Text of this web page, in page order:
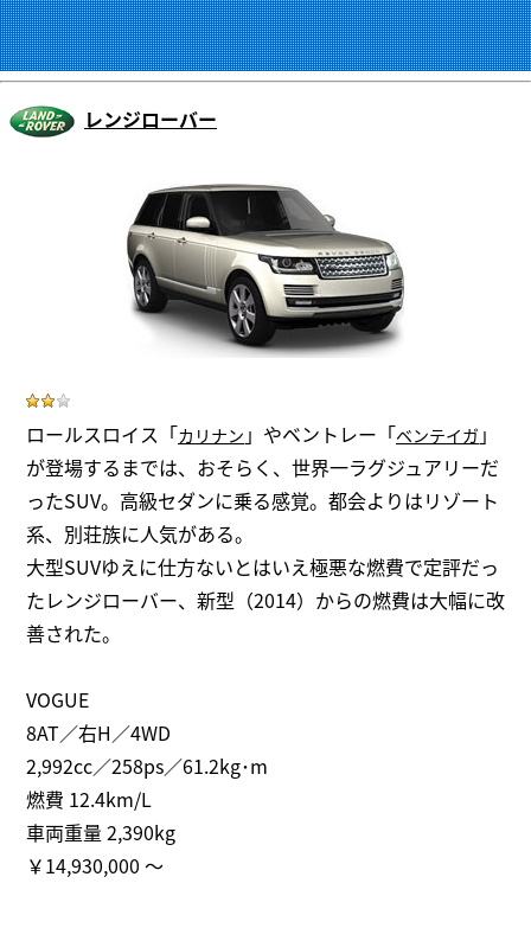
レンジローバー
ロールスロイス「カリナン 」やベントレー「ベンテイガ 」
が登場するまでは、おそらく、世界一ラグジュアリーだ
ったSUV。高級セダンに乗る感覚。都会よりはリゾート
系、別荘族に人気がある。
大型SUVゆえに仕方ないとはいえ極悪な燃費で定評だっ
たレンジローバー、新型（2014）からの燃費は大幅に改
善された。
VOGUE
8AT／右H／4WD
2,992cc／258ps／61.2kg･m
燃費 12.4km/L
車両重量 2,390kg
￥14,930,000 ～